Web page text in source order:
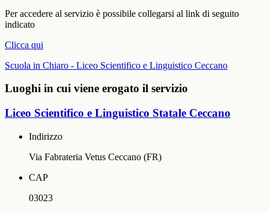
Per accedere al servizio è possibile collegarsi al link di seguito
indicato
Clicca qui
Scuola in Chiaro - Liceo Scientifico e Linguistico Ceccano
Luoghi in cui viene erogato il servizio
Liceo Scientifico e Linguistico Statale Ceccano
Indirizzo
Via Fabrateria Vetus Ceccano (FR)
CAP
03023